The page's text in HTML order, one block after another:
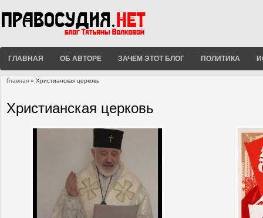
ГЛАВНАЯ ОБ АВТОРЕ ЗАЧЕМ ЭТОТ БЛОГ ПОЛИТИКА
Главная » Христианская церковь
Христианская церковь